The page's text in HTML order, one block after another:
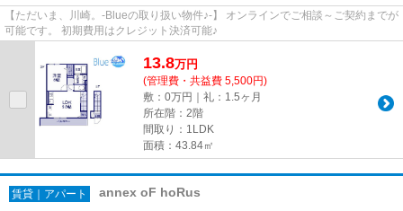
【ただいま、川崎。-Blueの取り扱い物件♪-】 オンラインでご相談～ご契約までが
可能です。 初期費用はクレジット決済可能♪
13.8万円
(管理費・共益費 5,500円)
敷：0万円｜礼：1.5ヶ月
所在階：2階
間取り：1LDK
面積：43.84㎡
賃貸｜アパート annex oF hoRus